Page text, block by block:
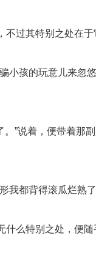
不过其特别之处在于
小孩的玩意儿来忽悠
”说着，便带着那
我都背得滚瓜烂熟
什么特别之处，便随